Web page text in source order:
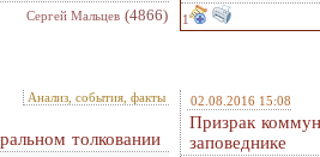
Сергей Мальцев (4866) 1
Анализ, события, факты
толковании
02.08.2016 15:08
Призрак
заповеднике